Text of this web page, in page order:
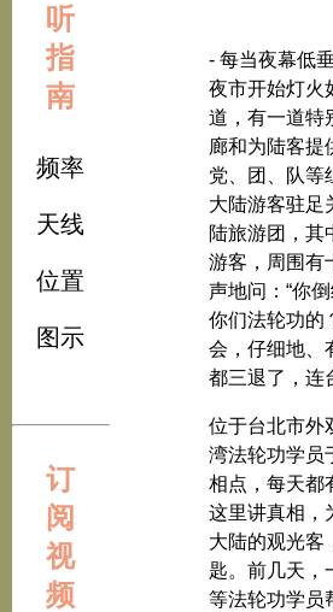
听
指
南
频率
天线
位置
图示
订
阅
视
频
- 每当夜幕低
夜市开始灯火
道，有一道
廊和为陆客提
党、团、队等
大陆游客驻足
陆旅游团，其
游客，周围有
声地问：“你
你们法轮功的
会，仔细地、
都三退了，连
位于台北市外
湾法轮功学员
相点，每天都
这里讲真相，
大陆的观光客
匙。前几天，
等法轮功学员